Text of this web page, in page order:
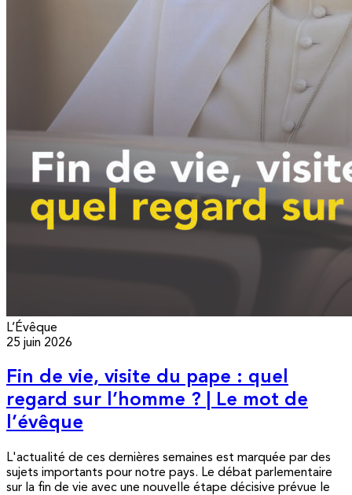
L’Évêque
25 juin 2026
Fin de vie, visite du pape : quel
regard sur l’homme ? | Le mot de
l’évêque
L'actualité de ces dernières semaines est marquée par des
sujets importants pour notre pays. Le débat parlementaire
sur la fin de vie avec une nouvelle étape décisive prévue le